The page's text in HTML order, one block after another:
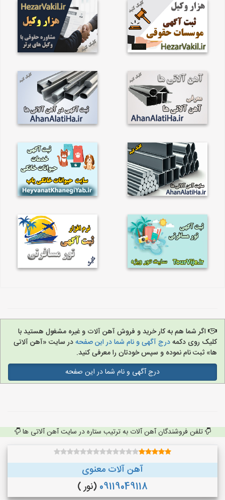
اگر شما هم به کار خرید و فروش آهن آلات و غیره مشغول هستید با
کلیک روی دکمهدرج آگهی و نام شما در این صفحهدر سایت «آهن آلاتی
ها» ثبت نام نموده و سپس خودتان را معرفی کنید.
درج آگهی و نام شما در این صفحه
تلفن فروشندگان آهن آلات به ترتیب ستاره در سایت آهن آلاتی ها
آهن آلات معنوی
09119049118 (نور )